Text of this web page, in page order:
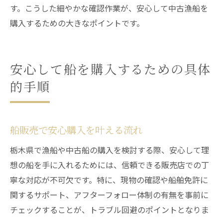
す。こうした細やかな確認作業が、安心して中古漁船を
購入するための大きなポイントです。
安心して船を購入するための具体
的手順
船販売で安心購入を叶える流れ
栃木県で漁船や中古船の購入を検討する際、安心して理
想の船を手に入れるためには、信頼できる販売店での丁
寧な対応が不可欠です。特に、現物の確認や船舶免許に
関するサポート、アフターフォロー体制の有無を事前に
チェックすることが、トラブル回避のポイントとなりま